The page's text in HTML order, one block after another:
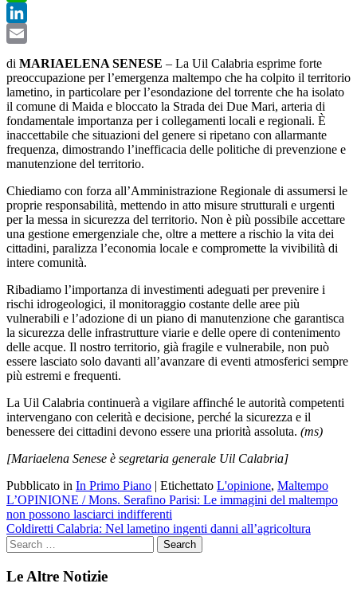
WhatsApp
LinkedIn
di MARIAELENA SENESE – La Uil Calabria esprime forte
preoccupazione per l’emergenza maltempo che ha colpito il territorio
lametino, in particolare per l’esondazione del torrente che ha isolato
il comune di Maida e bloccato la Strada dei Due Mari, arteria di
fondamentale importanza per i collegamenti locali e regionali. È
inaccettabile che situazioni del genere si ripetano con allarmante
frequenza, dimostrando l’inefficacia delle politiche di prevenzione e
manutenzione del territorio.
Chiediamo con forza all’Amministrazione Regionale di assumersi le
proprie responsabilità, mettendo in atto misure strutturali e urgenti
per la messa in sicurezza del territorio. Non è più possibile accettare
una gestione emergenziale che, oltre a mettere a rischio la vita dei
cittadini, paralizza l’economia locale e compromette la vivibilità di
intere comunità.
Ribadiamo l’importanza di investimenti adeguati per prevenire i
rischi idrogeologici, il monitoraggio costante delle aree più
vulnerabili e l’adozione di un piano di manutenzione che garantisca
la sicurezza delle infrastrutture viarie e delle opere di contenimento
delle acque. Il nostro territorio, già fragile e vulnerabile, non può
essere lasciato solo davanti all’avanzare di eventi atmosferici sempre
più estremi e frequenti.
La Uil Calabria continuerà a vigilare affinché le autorità competenti
intervengano con celerità e decisione, perché la sicurezza e il
benessere dei cittadini devono essere una priorità assoluta. (ms)
[Mariaelena Senese è segretaria generale Uil Calabria]
Pubblicato in In Primo Piano | Etichettato L'opinione, Maltempo
Navigazione
articoli
L’OPINIONE / Mons. Serafino Parisi: Le immagini del maltempo
non possono lasciarci indifferenti
Coldiretti Calabria: Nel lametino ingenti danni all’agricoltura
Le Altre Notizie